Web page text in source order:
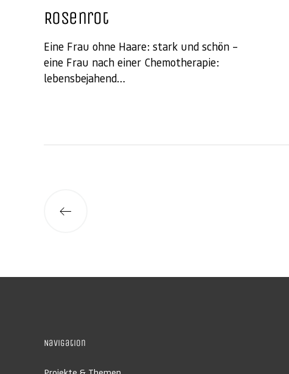
Rosenrot
Eine Frau ohne Haare: stark und schön –
eine Frau nach einer Chemotherapie:
lebensbejahend…
Beiträge
Navigation